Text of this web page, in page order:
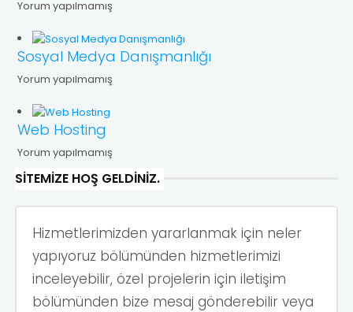
Yorum yapılmamış
Sosyal Medya Danışmanlığı
Yorum yapılmamış
Web Hosting
Yorum yapılmamış
SITEMIZE HOŞ GELDINIZ.
Hizmetlerimizden yararlanmak için neler
yapıyoruz bölümünden hizmetlerimizi
inceleyebilir, özel projelerin için iletişim
bölümünden bize mesaj gönderebilir veya